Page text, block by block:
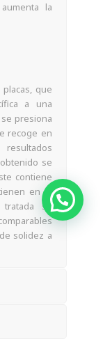
la
que
a una
presiona
recoge en
se
contiene
en el
se
solidez a